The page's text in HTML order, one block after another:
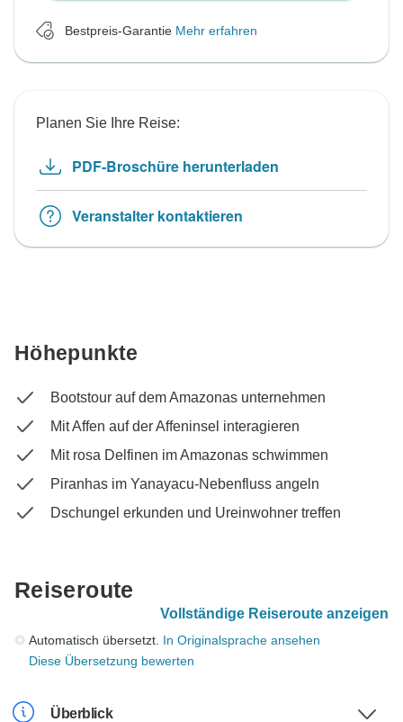
Bestpreis-Garantie Mehr erfahren
Planen Sie Ihre Reise:
PDF-Broschüre herunterladen
Veranstalter kontaktieren
Höhepunkte
Bootstour auf dem Amazonas unternehmen
Mit Affen auf der Affeninsel interagieren
Mit rosa Delfinen im Amazonas schwimmen
Piranhas im Yanayacu-Nebenfluss angeln
Dschungel erkunden und Ureinwohner treffen
Reiseroute
Vollständige Reiseroute anzeigen
Automatisch übersetzt. In Originalsprache ansehen
Diese Übersetzung bewerten
Überblick